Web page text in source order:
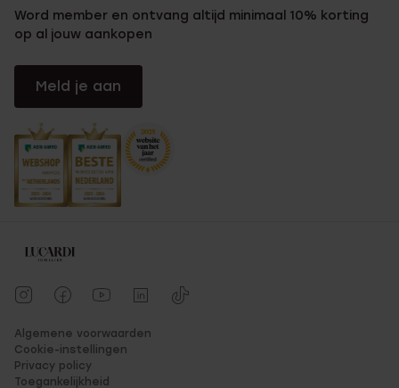
Word member en ontvang altijd minimaal 10% korting
op al jouw aankopen
Meld je aan
Algemene voorwaarden
Cookie-instellingen
Privacy policy
Toegankelijkheid